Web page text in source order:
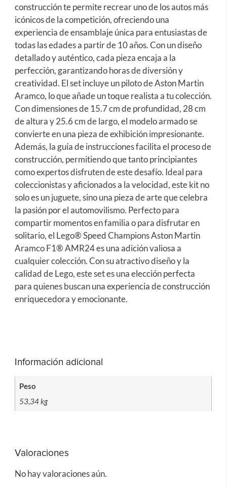
construcción te permite recrear uno de los autos más
icónicos de la competición, ofreciendo una
experiencia de ensamblaje única para entusiastas de
todas las edades a partir de 10 años. Con un diseño
detallado y auténtico, cada pieza encaja a la
perfección, garantizando horas de diversión y
creatividad. El set incluye un piloto de Aston Martin
Aramco, lo que añade un toque realista a tu colección.
Con dimensiones de 15.7 cm de profundidad, 28 cm
de altura y 25.6 cm de largo, el modelo armado se
convierte en una pieza de exhibición impresionante.
Además, la guía de instrucciones facilita el proceso de
construcción, permitiendo que tanto principiantes
como expertos disfruten de este desafío. Ideal para
coleccionistas y aficionados a la velocidad, este kit no
solo es un juguete, sino una pieza de arte que celebra
la pasión por el automovilismo. Perfecto para
compartir momentos en familia o para disfrutar en
solitario, el Lego® Speed Champions Aston Martin
Aramco F1® AMR24 es una adición valiosa a
cualquier colección. Con su atractivo diseño y la
calidad de Lego, este set es una elección perfecta
para quienes buscan una experiencia de construcción
enriquecedora y emocionante.
Información adicional
Peso
53,34 kg
Valoraciones
No hay valoraciones aún.